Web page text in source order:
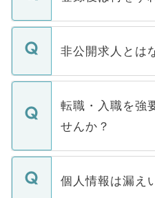
ご登録いただきま
登録内容を確認し
ます。通常、5営
いただきますので
非公開求人とは
マイナビ
うち約3割は、
けない「非公開求
下記の理由によっ
ません。
■応募殺到を避け
転職・入職を強
せんか？
転職・入職を強要
ん。また、仮に応
個人情報は漏え